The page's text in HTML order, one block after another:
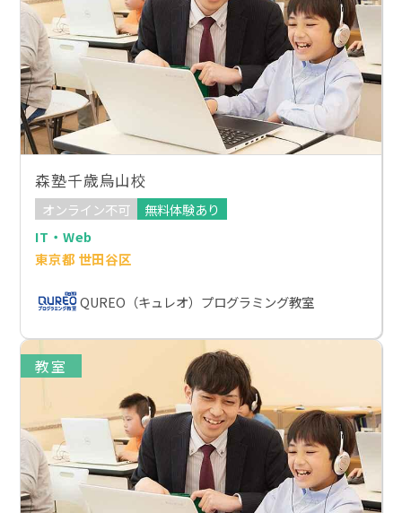
森塾千歳烏山校
オンライン不可
無料体験あり
IT・Web
東京都 世田谷区
QUREO（キュレオ）プログラミング教室
教室